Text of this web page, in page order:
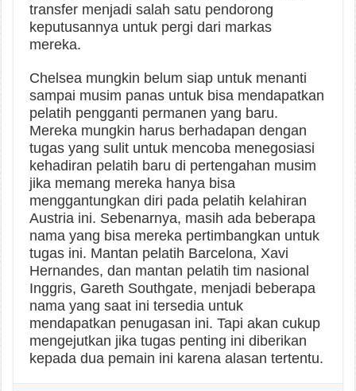
transfer menjadi salah satu pendorong
keputusannya untuk pergi dari markas
mereka.
Chelsea mungkin belum siap untuk menanti
sampai musim panas untuk bisa mendapatkan
pelatih pengganti permanen yang baru.
Mereka mungkin harus berhadapan dengan
tugas yang sulit untuk mencoba menegosiasi
kehadiran pelatih baru di pertengahan musim
jika memang mereka hanya bisa
menggantungkan diri pada pelatih kelahiran
Austria ini. Sebenarnya, masih ada beberapa
nama yang bisa mereka pertimbangkan untuk
tugas ini. Mantan pelatih Barcelona, Xavi
Hernandes, dan mantan pelatih tim nasional
Inggris, Gareth Southgate, menjadi beberapa
nama yang saat ini tersedia untuk
mendapatkan penugasan ini. Tapi akan cukup
mengejutkan jika tugas penting ini diberikan
kepada dua pemain ini karena alasan tertentu.